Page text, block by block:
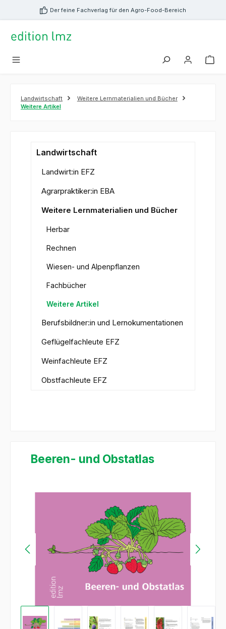
springen Der feine Fachverlag für den Agro-Food-Bereich
Landwirtschaft
Weitere Lernmaterialien und Bücher
Weitere Artikel
Landwirtschaft
Landwirt:in EFZ
Agrarpraktiker:in EBA
Weitere Lernmaterialien und Bücher
Herbar
Rechnen
Wiesen- und Alpenpflanzen
Fachbücher
Weitere Artikel
Berufsbildner:in und Lernokumentationen
Geflügelfachleute EFZ
Weinfachleute EFZ
Obstfachleute EFZ
Beeren- und Obstatlas